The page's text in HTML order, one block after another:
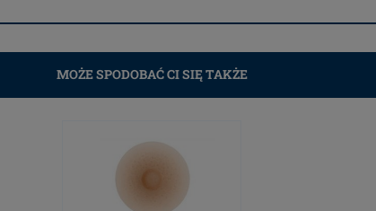
MOŻE SPODOBAĆ CI SIĘ TAKŻE